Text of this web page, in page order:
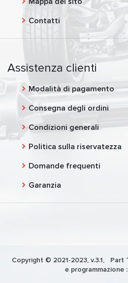
Contatti
Assistenza clienti
Modalità di pagamento
Consegna degli ordini
Condizioni generali
Politica sulla riservatezza
Domande frequenti
Garanzia
Copyright © 2021-2023, v.3.1, Part
e programmazione :